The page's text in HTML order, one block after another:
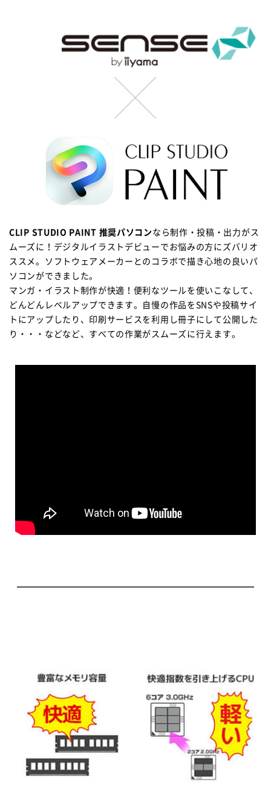
CLIP STUDIO PAINT 推奨パソコンなら制作・投稿・出力がス
ムーズに！デジタルイラストデビューでお悩みの方にズバリオ
ススメ。ソフトウェアメーカーとのコラボで描き心地の良いパ
ソコンができました。
マンガ・イラスト制作が快適！便利なツールを使いこなして、
どんどんレベルアップできます。自慢の作品をSNSや投稿サイ
トにアップしたり、印刷サービスを利用し冊子にして公開した
り・・・などなど、すべての作業がスムーズに行えます。